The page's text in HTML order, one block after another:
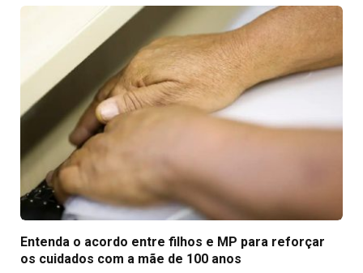
Entenda o acordo entre filhos e MP para reforçar
os cuidados com a mãe de 100 anos